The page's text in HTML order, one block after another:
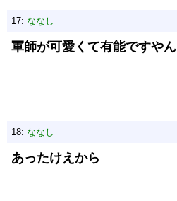
17: ななし
軍師が可愛くて有能ですやん
18: ななし
あったけえから